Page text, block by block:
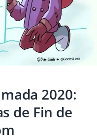
2020:
de Fin de